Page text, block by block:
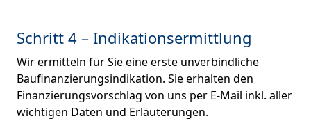
Schritt 4 – Indikationsermittlung
Wir ermitteln für Sie eine erste unverbindliche
Baufinanzierungsindikation. Sie erhalten den
Finanzierungsvorschlag von uns per E-Mail inkl. aller
wichtigen Daten und Erläuterungen.